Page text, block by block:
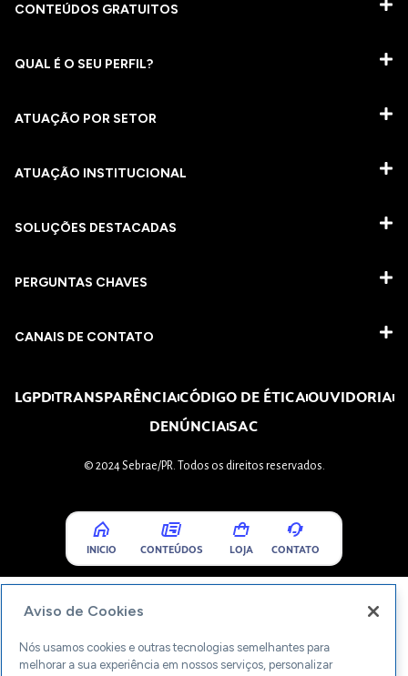
CONTEÚDOS GRATUITOS
QUAL É O SEU PERFIL?
ATUAÇÃO POR SETOR
ATUAÇÃO INSTITUCIONAL
SOLUÇÕES DESTACADAS
PERGUNTAS CHAVES​
CANAIS DE CONTATO
LGPDTRANSPARÊNCIACÓDIGO DE ÉTICAOUVIDORIA
DENÚNCIASAC
© 2024 Sebrae/PR. Todos os direitos reservados.
INICIO CONTEÚDOS LOJA CONTATO
Aviso de Cookies
Nós usamos cookies e outras tecnologias semelhantes para
melhorar a sua experiência em nossos serviços, personalizar